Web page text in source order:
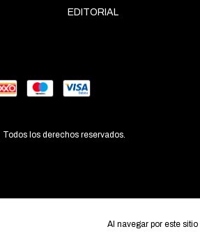
Al navegar por este sitio
EDITORIAL
los derechos reservados.